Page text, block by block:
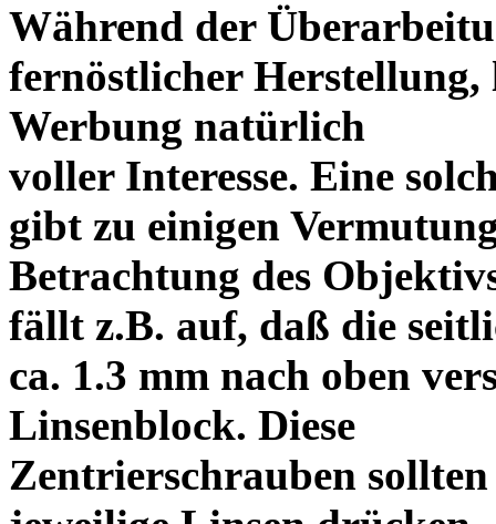
Während der
fernöstlicher Herstellung,
Werbung natürlich
voller Interesse. Eine
gibt zu einigen
Betrachtung des
fällt z.B. auf, daß die
ca. 1.3 mm nach oben
Linsenblock. Diese
Zentrierschrauben